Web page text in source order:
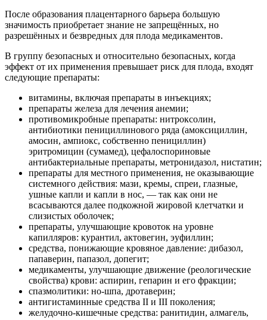
После образования плацентарного барьера большую
значимость приобретает знание не запрещённых, но
разрешённых и безвредных для плода медикаментов.
В группу безопасных и относительно безопасных, когда
эффект от их применения превышает риск для плода, входят
следующие препараты:
витамины, включая препараты в инъекциях;
препараты железа для лечения анемии;
противомикробные препараты: нитроксолин,
антибиотики пенициллинового ряда (амоксициллин,
амосин, ампиокс, собственно пенициллин)
эритромицин (сумамед), цефалоспориновые
антибактериальные препараты, метронидазол, нистатин;
препараты для местного применения, не оказывающие
системного действия: мази, кремы, спреи, глазные,
ушные капли и капли в нос, — так как они не
всасываются далее подкожной жировой клетчатки и
слизистых оболочек;
препараты, улучшающие кровоток на уровне
капилляров: курантил, актовегин, эуфиллин;
средства, понижающие кровяное давление: дибазол,
папаверин, папазол, допегит;
медикаменты, улучшающие движение (реологические
свойства) крови: аспирин, гепарин и его фракции;
спазмолитики: но-шпа, дротаверин;
антигистаминные средства II и III поколения;
желудочно-кишечные средства: ранитидин, алмагель,